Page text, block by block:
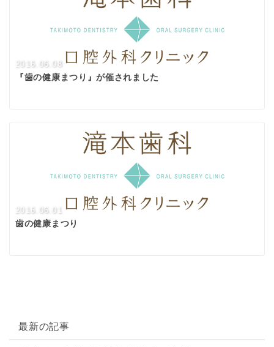
2016.06.08
『歯の健康まつり』が催されました
2016.06.01
歯の健康まつり
最新の記事